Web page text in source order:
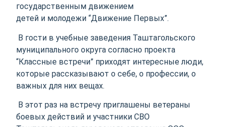
государственным движением
детей и молодежи “Движение Первых”.
В гости в учебные заведения Таштагольского
муниципального округа согласно проекта
“Классные встречи” приходят интересные люди,
которые рассказывают о себе, о профессии, о
важных для них вещах.
В этот раз на встречу приглашены ветераны
боевых действий и участники СВО